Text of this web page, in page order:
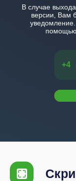
В случае
версии, Вам
помощью
+4